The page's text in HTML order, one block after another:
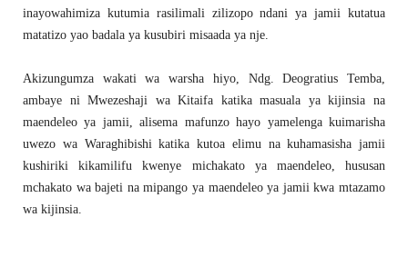
inayowahimiza kutumia rasilimali zilizopo ndani ya jamii kutatua
matatizo yao badala ya kusubiri misaada ya nje.
Akizungumza wakati wa warsha hiyo, Ndg. Deogratius Temba,
ambaye ni Mwezeshaji wa Kitaifa katika masuala ya kijinsia na
maendeleo ya jamii, alisema mafunzo hayo yamelenga kuimarisha
uwezo wa Waraghibishi katika kutoa elimu na kuhamasisha jamii
kushiriki kikamilifu kwenye michakato ya maendeleo, hususan
mchakato wa bajeti na mipango ya maendeleo ya jamii kwa mtazamo
wa kijinsia.